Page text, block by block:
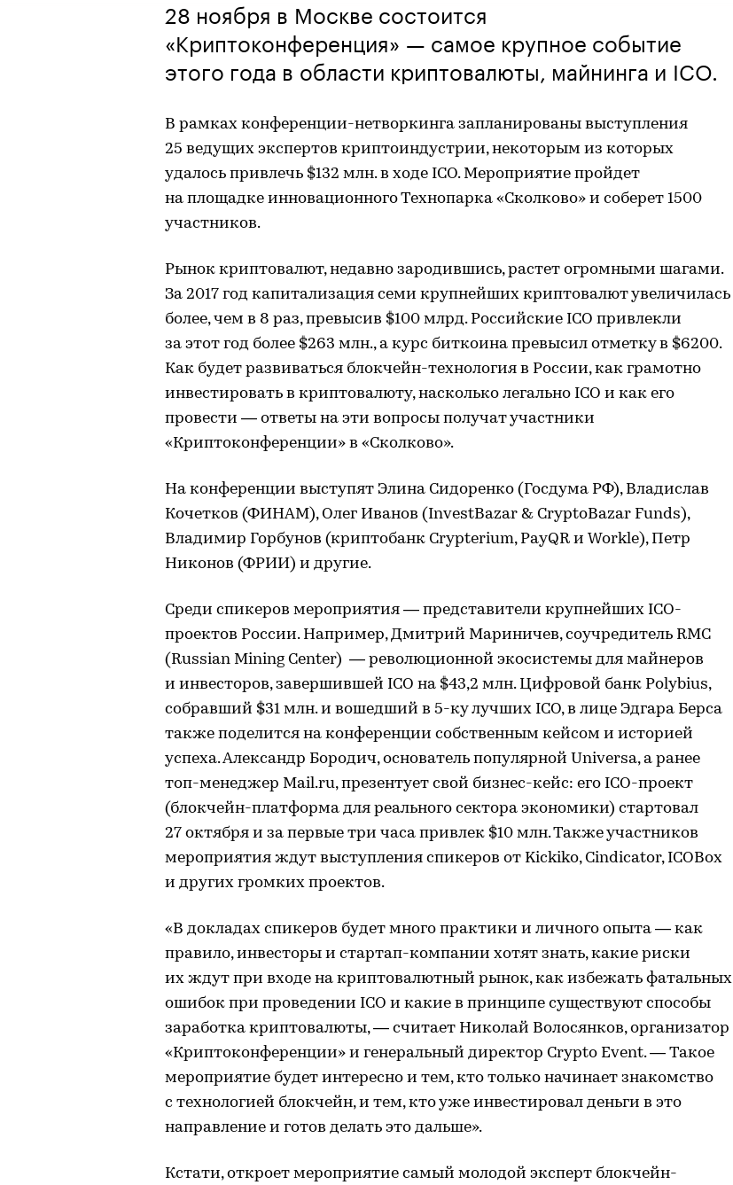
28 ноября в Москве состоится
«Криптоконференция» — самое крупное событие
этого года в области криптовалюты, майнинга и ICO.
В рамках конференции-нетворкинга запланированы выступления
25 ведущих экспертов криптоиндустрии, некоторым из которых
удалось привлечь $132 млн. в ходе ICO. Мероприятие пройдет
на площадке инновационного Технопарка «Сколково» и соберет 1500
участников.
Рынок криптовалют, недавно зародившись, растет огромными шагами.
За 2017 год капитализация семи крупнейших криптовалют увеличилась
более, чем в 8 раз, превысив $100 млрд. Российские ICO привлекли
за этот год более $263 млн., а курс биткоина превысил отметку в $6200.
Как будет развиваться блокчейн-технология в России, как грамотно
инвестировать в криптовалюту, насколько легально ICO и как его
провести — ответы на эти вопросы получат участники
«Криптоконференции» в «Сколково».
На конференции выступят Элина Сидоренко (Госдума РФ), Владислав
Кочетков (ФИНАМ), Олег Иванов (InvestBazar & CryptoBazar Funds),
Владимир Горбунов (криптобанк Crypterium, PayQR и Workle), Петр
Никонов (ФРИИ) и другие.
Среди спикеров мероприятия — представители крупнейших ICO-
проектов России. Например, Дмитрий Мариничев, соучредитель RMC
(Russian Mining Center) — революционной экосистемы для майнеров
и инвесторов, завершившей ICO на $43,2 млн. Цифровой банк Polybius,
собравший $31 млн. и вошедший в 5-ку лучших ICO, в лице Эдгара Берса
также поделится на конференции собственным кейсом и историей
успеха. Александр Бородич, основатель популярной Universa, а ранее
топ-менеджер Mail.ru, презентует свой бизнес-кейс: его ICO-проект
(блокчейн-платформа для реального сектора экономики) стартовал
27 октября и за первые три часа привлек $10 млн. Также участников
мероприятия ждут выступления спикеров от Kickiko, Cindicator, ICOBox
и других громких проектов.
«В докладах спикеров будет много практики и личного опыта — как
правило, инвесторы и стартап-компании хотят знать, какие риски
их ждут при входе на криптовалютный рынок, как избежать фатальных
ошибок при проведении ICO и какие в принципе существуют способы
заработка криптовалюты, — считает Николай Волосянков, организатор
«Криптоконференции» и генеральный директор Crypto Event. — Такое
мероприятие будет интересно и тем, кто только начинает знакомство
с технологией блокчейн, и тем, кто уже инвестировал деньги в это
направление и готов делать это дальше».
Кстати, откроет мероприятие самый молодой эксперт блокчейн-